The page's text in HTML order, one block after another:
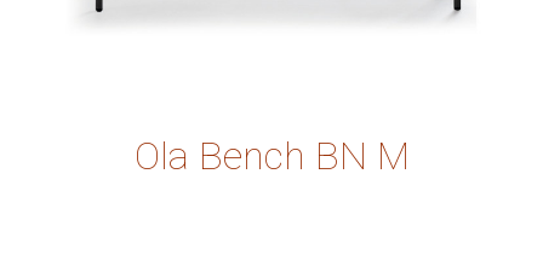
Ola Bench BN M